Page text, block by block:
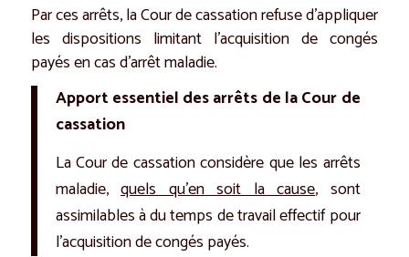
Par ces arrêts, la Cour de cassation refuse d’appliquer
les dispositions limitant l’acquisition de congés
payés en cas d’arrêt maladie.
Apport essentiel des arrêts de la Cour de
cassation
La Cour de cassation considère que les arrêts
maladie,quels qu’en soit la cause, sont
assimilables à du temps de travail effectif pour
l’acquisition de congés payés.